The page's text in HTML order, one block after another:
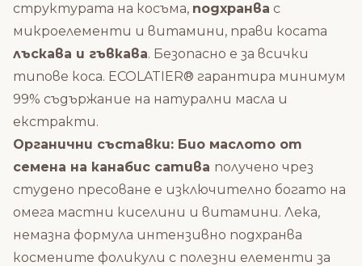
структурата на косъма, подхранва с
микроелементи и витамини, прави косата
лъскава и гъвкава. Безопасно е за всички
типове коса. ECOLATIER® гарантира минимум
99% съдържание на натурални масла и
екстракти.
Органични съставки: Био маслото от
семена на канабис сатива получено чрез
студено пресоване е изключително богато на
омега мастни киселини и витамини. Лека,
немазна формула интензивно подхранва
космените фоликули с полезни елементи за